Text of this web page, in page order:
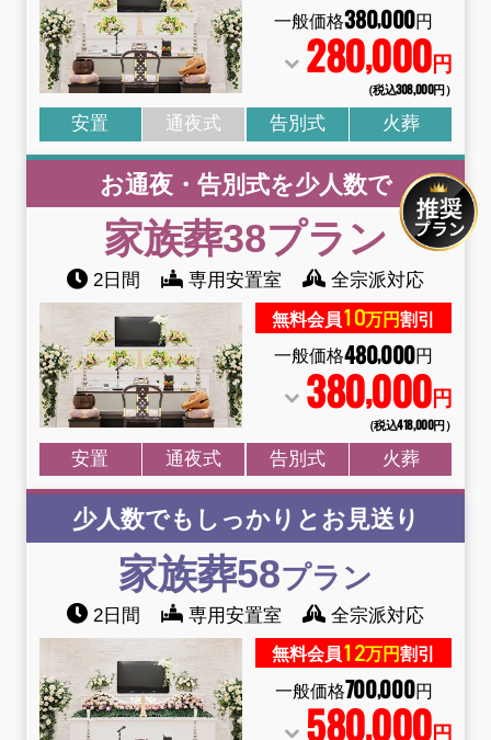
一般価格380,000円
280,000円
（税込308,000円）
安置 通夜式 告別式 火葬
お通夜・告別式を少人数で
家族葬38プラン
2日間 専用安置室 全宗派対応
無料会員10万円割引
一般価格480,000円
380,000円
（税込418,000円）
安置 通夜式 告別式 火葬
少人数でもしっかりとお見送り
家族葬58プラン
2日間 専用安置室 全宗派対応
無料会員12万円割引
一般価格700,000円
580,000円